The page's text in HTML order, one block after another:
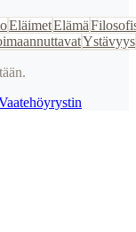
EläimetElämä
Ystävyys